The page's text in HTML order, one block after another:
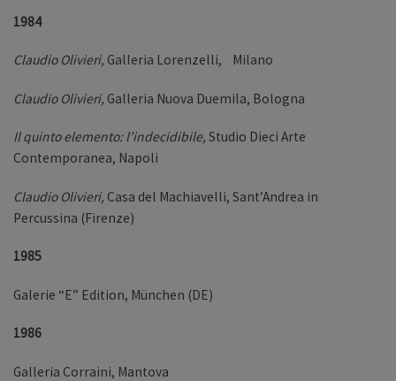
1984
Claudio Olivieri, Galleria Lorenzelli, Milano
Claudio Olivieri, Galleria Nuova Duemila, Bologna
Il quinto elemento: l’indecidibile, Studio Dieci Arte
Contemporanea, Napoli
Claudio Olivieri, Casa del Machiavelli, Sant’Andrea in
Percussina (Firenze)
1985
Galerie “E” Edition, München (DE)
1986
Galleria Corraini, Mantova